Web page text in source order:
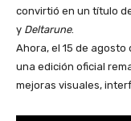
convirtió en un título
y Deltarune.
Ahora, el 15 de agosto
una edición oficial
mejoras visuales,